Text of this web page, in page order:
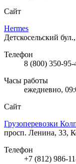
Сайт
Hermes
Детскосельский
Телефон
8 (800) 350-95-
Часы работы
ежедневно,
Сайт
Грузоперевозки
просп. Ленина, 33,
Телефон
+7 (812) 986-